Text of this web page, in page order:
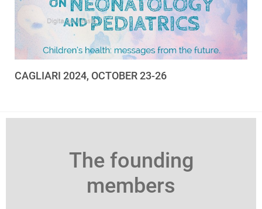
CAGLIARI 2024, OCTOBER 23-26
The founding
members